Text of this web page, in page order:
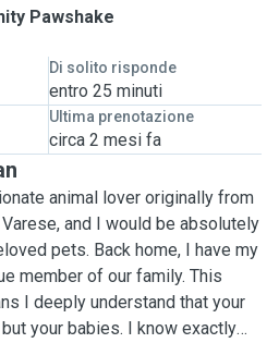
Pawshake
Di solito risponde
entro 25 minuti
Ultima prenotazione
circa 2 mesi fa
animal lover originally from
and I would be absolutely
pets. Back home, I have my
member of our family. This
I deeply understand that your
your babies. I know exactly